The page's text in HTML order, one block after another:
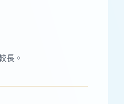
長。